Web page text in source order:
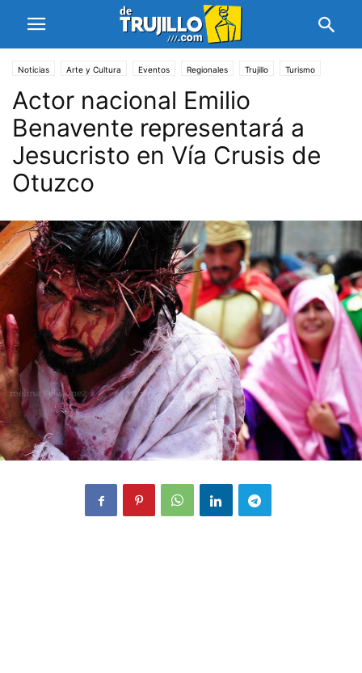
Noticias Arte y Cultura Eventos Regionales Trujillo Turismo
Actor nacional Emilio
Benavente representará a
Jesucristo en Vía Crusis de
Otuzco